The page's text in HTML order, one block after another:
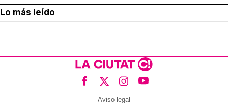
Lo más leído
Aviso legal